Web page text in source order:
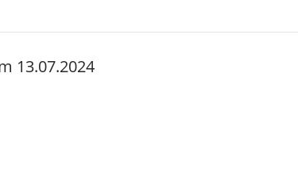
13.07.2024